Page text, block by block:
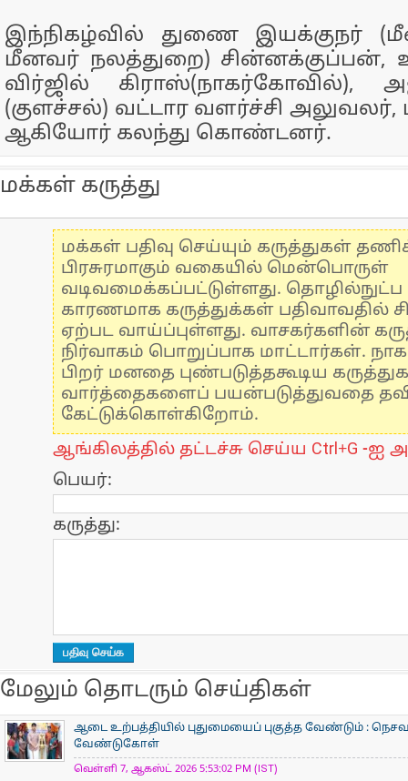
இந்நிகழ்வில் துணை இயக்குநர்
மீனவர் நலத்துறை) சின்னக்குப்பன்,
விர்ஜில் கிராஸ்(நாகர்கோவில்),
(குளச்சல்) வட்டார வளர்ச்சி
ஆகியோர் கலந்து கொண்டனர்.
மக்கள் கருத்து
மக்கள் பதிவு செய்யும் கருத்துகள்
பிரசுரமாகும் வகையில் மென்பொருள்
வடிவமைக்கப்பட்டுள்ளது.
காரணமாக கருத்துக்கள் பதிவாவதில்
ஏற்பட வாய்ப்புள்ளது. வாசகர்களின்
நிர்வாகம் பொறுப்பாக மாட்டார்கள்.
பிறர் மனதை புண்படுத்தகூடிய
வார்த்தைகளைப் பயன்படுத்துவதை
கேட்டுக்கொள்கிறோம்.
ஆங்கிலத்தில் தட்டச்சு செய்ய Ctrl+G -ஐ
பெயர்:
கருத்து:
மேலும் தொடரும் செய்திகள்
ஆடை உற்பத்தியில் புதுமையைப் புகுத்த வேண்டும் :
வேண்டுகோள்
வெள்ளி 7, ஆகஸ்ட் 2026 5:53:02 PM (IST)